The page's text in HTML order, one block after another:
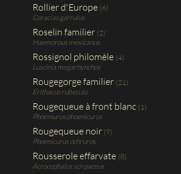
Rollier d'Europe (6)
Coracias garrulus
Roselin familier (2)
Haemorous mexicanus
Rossignol philomèle (4)
Luscinia megarhynchos
Rougegorge familier (21)
Erithacus rubecula
Rougequeue à front blanc (1)
Phoeniurus phoenicurus
Rougequeue noir (9)
Phoenicurus ochruros
Rousserole effarvate (8)
Acrocephalus scirpaceus